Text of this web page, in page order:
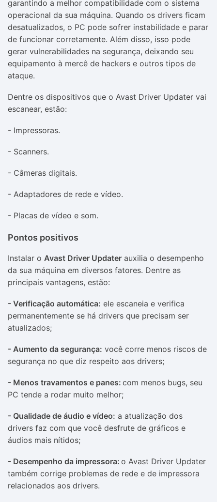
garantindo a melhor compatibilidade com o sistema
operacional da sua máquina. Quando os drivers ficam
desatualizados, o PC pode sofrer instabilidade e parar
de funcionar corretamente. Além disso, isso pode
gerar vulnerabilidades na segurança, deixando seu
equipamento à mercê de hackers e outros tipos de
ataque.
Dentre os dispositivos que o Avast Driver Updater vai
escanear, estão:
- Impressoras.
- Scanners.
- Câmeras digitais.
- Adaptadores de rede e vídeo.
- Placas de vídeo e som.
Pontos positivos
Instalar o Avast Driver Updater auxilia o desempenho
da sua máquina em diversos fatores. Dentre as
principais vantagens, estão:
- Verificação automática: ele escaneia e verifica
permanentemente se há drivers que precisam ser
atualizados;
- Aumento da segurança: você corre menos riscos de
segurança no que diz respeito aos drivers;
- Menos travamentos e panes: com menos bugs, seu
PC tende a rodar muito melhor;
- Qualidade de áudio e vídeo: a atualização dos
drivers faz com que você desfrute de gráficos e
áudios mais nítidos;
- Desempenho da impressora: o Avast Driver Updater
também corrige problemas de rede e de impressora
relacionados aos drivers.